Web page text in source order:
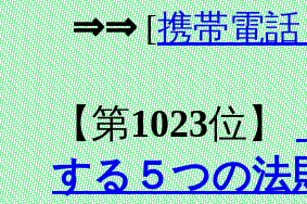
⇒⇒[携帯電
【第1023位】
する５つの法